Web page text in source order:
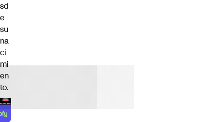
sd
e
su
na
ci
mi
en
to.